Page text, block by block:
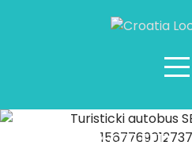
Setra 415 GT HD